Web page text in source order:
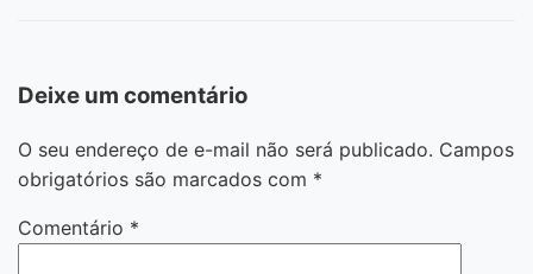
Deixe um comentário
O seu endereço de e-mail não será publicado. Campos
obrigatórios são marcados com *
Comentário *